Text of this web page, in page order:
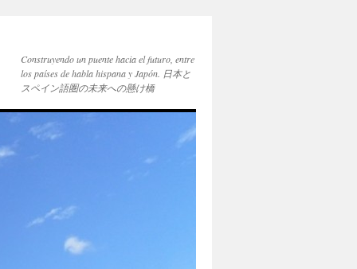
Construyendo un puente hacia el futuro, entre
los países de habla hispana y Japón. 日本と
スペイン語圏の未来への懸け橋